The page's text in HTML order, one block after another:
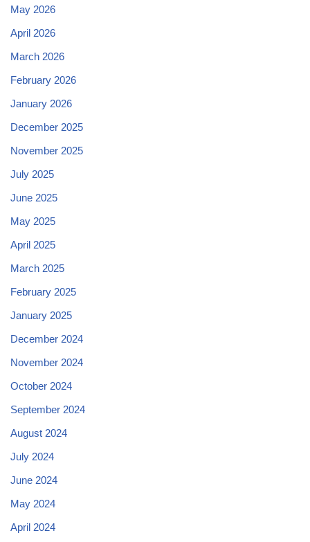
May 2026
April 2026
March 2026
February 2026
January 2026
December 2025
November 2025
July 2025
June 2025
May 2025
April 2025
March 2025
February 2025
January 2025
December 2024
November 2024
October 2024
September 2024
August 2024
July 2024
June 2024
May 2024
April 2024